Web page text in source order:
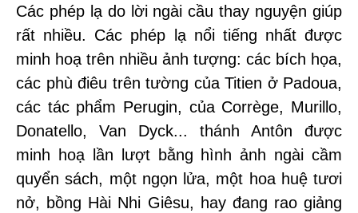
Các phép lạ do lời ngài cầu thay nguyện giúp
rất nhiều. Các phép lạ nổi tiếng nhất được
minh hoạ trên nhiều ảnh tượng: các bích họa,
các phù điêu trên tường của Titien ở Padoua,
các tác phẩm Perugin, của Corrège, Murillo,
Donatello, Van Dyck... thánh Antôn được
minh hoạ lần lượt bằng hình ảnh ngài cầm
quyển sách, một ngọn lửa, một hoa huệ tươi
nở, bồng Hài Nhi Giêsu, hay đang rao giảng